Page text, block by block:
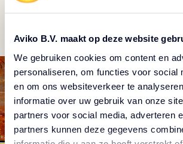
Aviko B.V. maakt op deze website
We gebruiken cookies om content en
personaliseren, om functies voor social
en om ons websiteverkeer te
informatie over uw gebruik van onze
partners voor social media, adverteren
partners kunnen deze gegevens